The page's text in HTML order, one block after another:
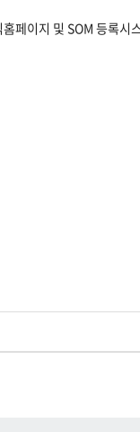
페이지 및 SOM 등록시